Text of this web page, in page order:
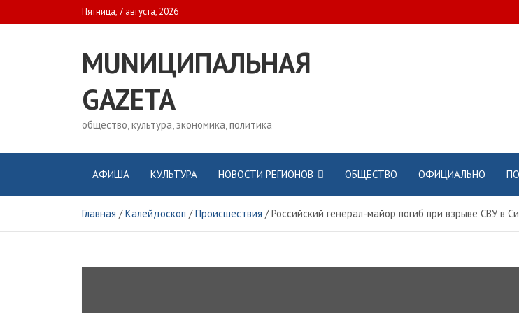
to
Пятница, 7 августа, 2026
MUNИЦИПАЛЬНАЯ
GAZЕТА
общество, культура, экономика, политика
АФИША КУЛЬТУРА НОВОСТИ РЕГИОНОВ ОБЩЕСТВО ОФИЦИАЛЬНО
Главная Калейдоскоп Происшествия Российский генерал-майор погиб при взрыве СВУ в